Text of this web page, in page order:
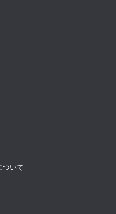
ついて